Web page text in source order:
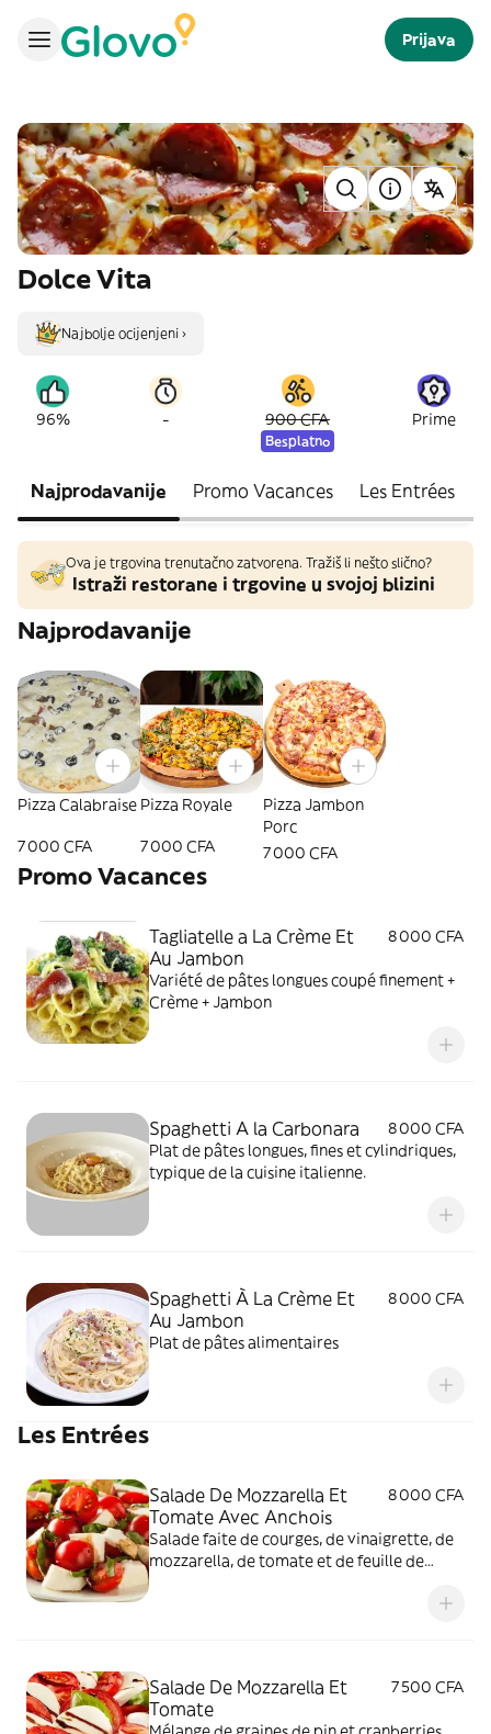
Prijava
Dolce Vita
Najbolje ocijenjeni ›
96% - 900 CFA
Besplatno
Prime
Najprodavanije Promo Vacances Les Entrées
Ova je trgovina trenutačno zatvorena. Tražiš li nešto slično?
Istraži restorane i trgovine u svojoj blizini
Najprodavanije
Pizza Calabraise
7 000 CFA
Pizza Royale
7 000 CFA
Pizza Jambon
Porc
7 000 CFA
Promo Vacances
Tagliatelle a La Crème Et
Au Jambon
8 000 CFA
Variété de pâtes longues coupé finement +
Crème + Jambon
Spaghetti A la Carbonara
8 000 CFA
Plat de pâtes longues, fines et cylindriques,
typique de la cuisine italienne.
Spaghetti À La Crème Et
Au Jambon
8 000 CFA
Plat de pâtes alimentaires
Les Entrées
Salade De Mozzarella Et
Tomate Avec Anchois
8 000 CFA
Salade faite de courges, de vinaigrette, de
mozzarella, de tomate et de feuille de
Salade De Mozzarella Et
Tomate
7 500 CFA